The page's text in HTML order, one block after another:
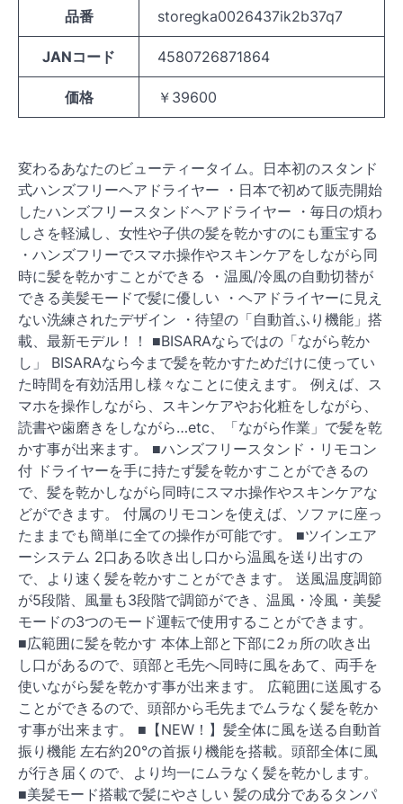
品番 storegka0026437ik2b37q7
JANコード 4580726871864
価格 ￥39600
変わるあなたのビューティータイム。日本初のスタンド
式ハンズフリーヘアドライヤー ・日本で初めて販売開始
したハンズフリースタンドヘアドライヤー ・毎日の煩わ
しさを軽減し、女性や子供の髪を乾かすのにも重宝する
・ハンズフリーでスマホ操作やスキンケアをしながら同
時に髪を乾かすことができる ・温風/冷風の自動切替が
できる美髪モードで髪に優しい ・ヘアドライヤーに見え
ない洗練されたデザイン ・待望の「自動首ふり機能」搭
載、最新モデル！！ ■BISARAならではの「ながら乾か
し」 BISARAなら今まで髪を乾かすためだけに使ってい
た時間を有効活用し様々なことに使えます。 例えば、ス
マホを操作しながら、スキンケアやお化粧をしながら、
読書や歯磨きをしながら…etc、「ながら作業」で髪を乾
かす事が出来ます。 ■ハンズフリースタンド・リモコン
付 ドライヤーを手に持たず髪を乾かすことができるの
で、髪を乾かしながら同時にスマホ操作やスキンケアな
どができます。 付属のリモコンを使えば、ソファに座っ
たままでも簡単に全ての操作が可能です。 ■ツインエア
ーシステム 2口ある吹き出し口から温風を送り出すの
で、より速く髪を乾かすことができます。 送風温度調節
が5段階、風量も3段階で調節ができ、温風・冷風・美髪
モードの3つのモード運転で使用することができます。
■広範囲に髪を乾かす 本体上部と下部に2ヵ所の吹き出
し口があるので、頭部と毛先へ同時に風をあて、両手を
使いながら髪を乾かす事が出来ます。 広範囲に送風する
ことができるので、頭部から毛先までムラなく髪を乾か
す事が出来ます。 ■【NEW！】髪全体に風を送る自動首
振り機能 左右約20°の首振り機能を搭載。頭部全体に風
が行き届くので、より均一にムラなく髪を乾かします。
■美髪モード搭載で髪にやさしい 髪の成分であるタンパ